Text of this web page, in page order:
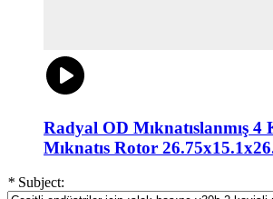
Radyal OD Mıknatıslanmış 4
Mıknatıs Rotor
* Subject: